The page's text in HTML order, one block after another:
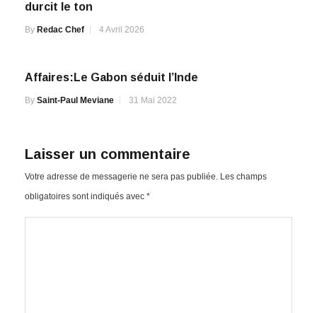
durcit le ton
By Redac Chef 4 Avril 2026
Affaires:Le Gabon séduit l’Inde
By Saint-Paul Meviane 31 Mai 2022
Laisser un commentaire
Votre adresse de messagerie ne sera pas publiée. Les champs
obligatoires sont indiqués avec *